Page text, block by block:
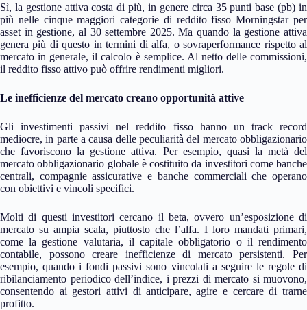
Sì, la gestione attiva costa di più, in genere circa 35 punti base (pb) in
più nelle cinque maggiori categorie di reddito fisso Morningstar per
asset in gestione, al 30 settembre 2025. Ma quando la gestione attiva
genera più di questo in termini di alfa, o sovraperformance rispetto al
mercato in generale, il calcolo è semplice. Al netto delle commissioni,
il reddito fisso attivo può offrire rendimenti migliori.
Le inefficienze del mercato creano opportunità attive
Gli investimenti passivi nel reddito fisso hanno un track record
mediocre, in parte a causa delle peculiarità del mercato obbligazionario
che favoriscono la gestione attiva. Per esempio, quasi la metà del
mercato obbligazionario globale è costituito da investitori come banche
centrali, compagnie assicurative e banche commerciali che operano
con obiettivi e vincoli specifici.
Molti di questi investitori cercano il beta, ovvero un’esposizione di
mercato su ampia scala, piuttosto che l’alfa. I loro mandati primari,
come la gestione valutaria, il capitale obbligatorio o il rendimento
contabile, possono creare inefficienze di mercato persistenti. Per
esempio, quando i fondi passivi sono vincolati a seguire le regole di
ribilanciamento periodico dell’indice, i prezzi di mercato si muovono,
consentendo ai gestori attivi di anticipare, agire e cercare di trarne
profitto.